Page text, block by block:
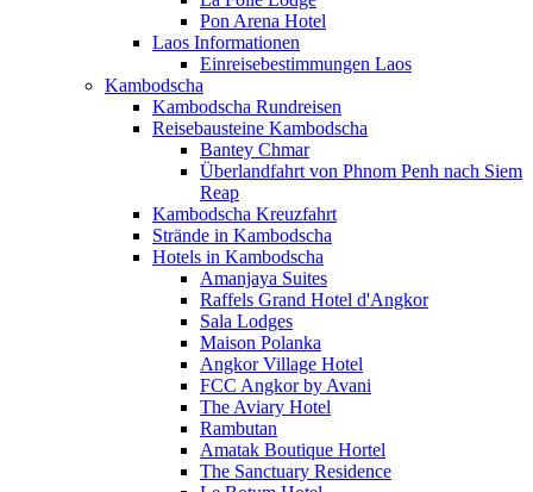
Pon Arena Hotel
Laos Informationen
Einreisebestimmungen Laos
Kambodscha
Kambodscha Rundreisen
Reisebausteine Kambodscha
Bantey Chmar
Überlandfahrt von Phnom Penh nach Siem
Reap
Kambodscha Kreuzfahrt
Strände in Kambodscha
Hotels in Kambodscha
Amanjaya Suites
Raffels Grand Hotel d'Angkor
Sala Lodges
Maison Polanka
Angkor Village Hotel
FCC Angkor by Avani
The Aviary Hotel
Rambutan
Amatak Boutique Hortel
The Sanctuary Residence